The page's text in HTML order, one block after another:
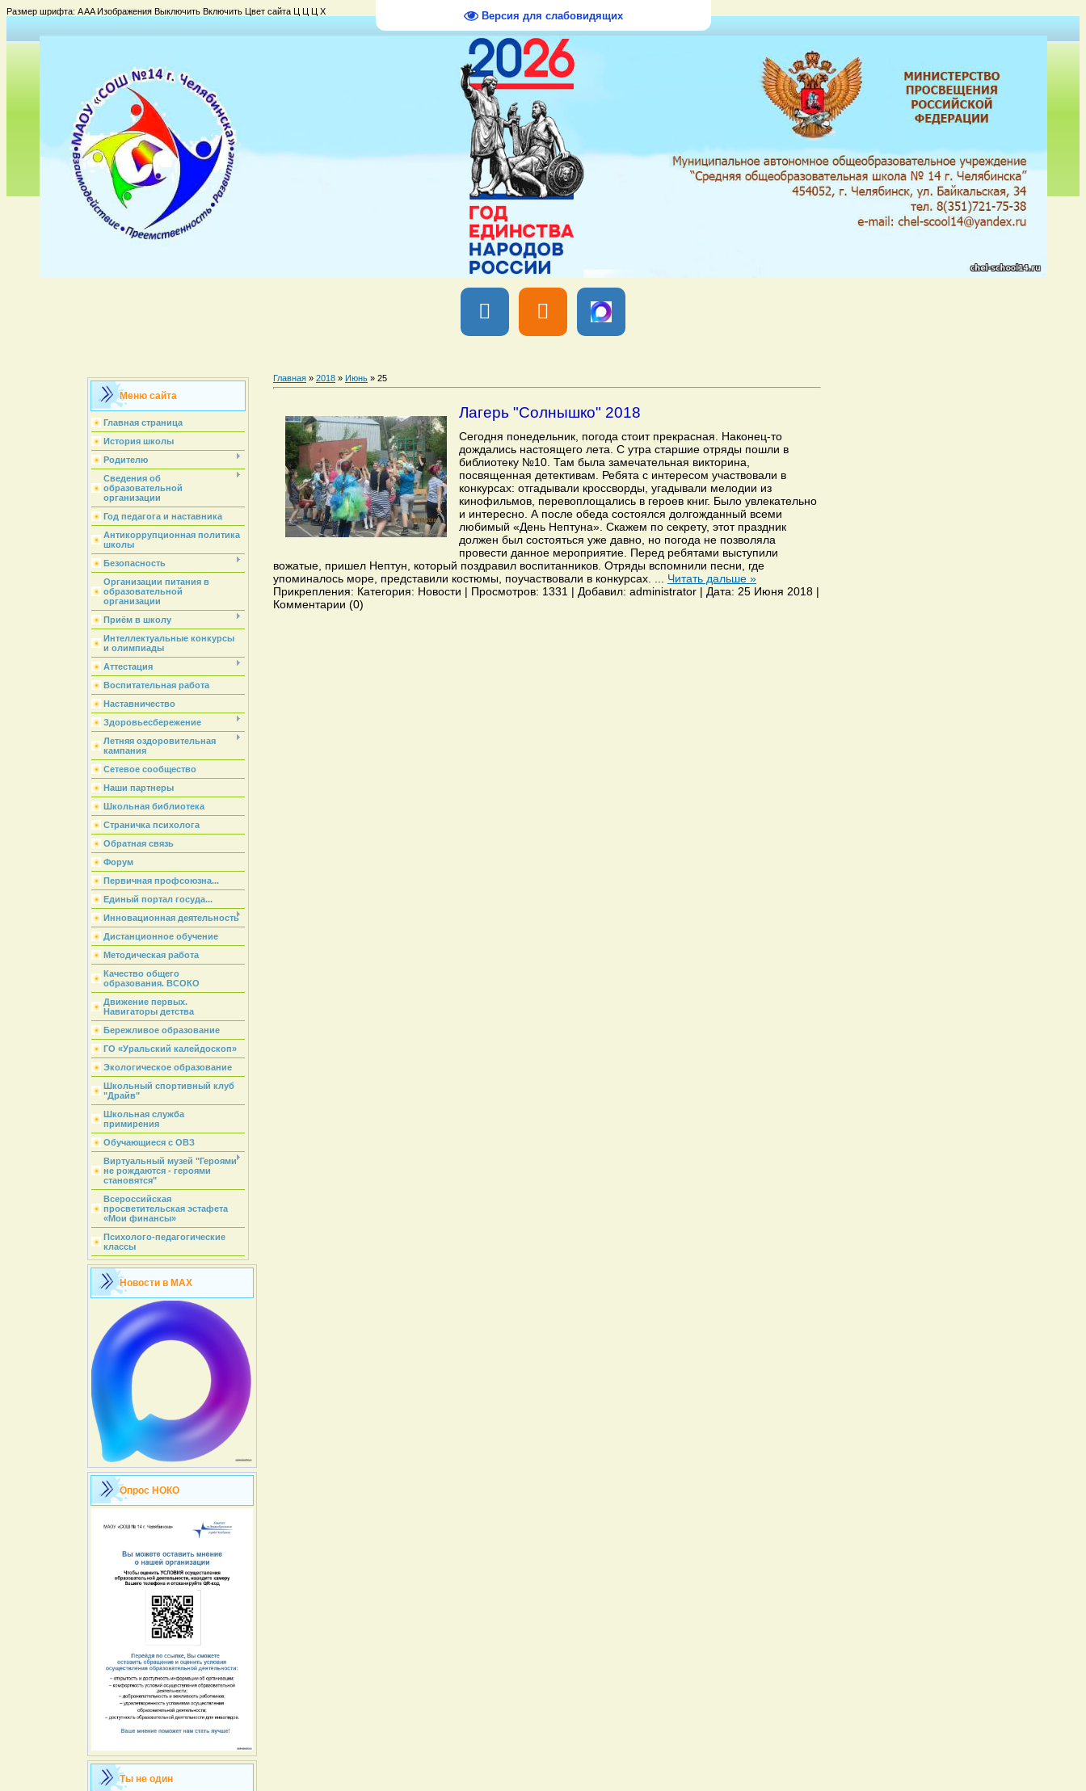
Версия для слабовидящих
Размер шрифта: AAAИзображения Выключить Включить Цвет сайта Ц Ц Ц Х
Вы вошли какГостьГруппа "Гости" Четверг, 06 Августа 2026,
Меню сайта
Главная страница
История школы
Родителю
Сведения об
образовательной
организации
Год педагога и наставника
Антикоррупционная политика
школы
Безопасность
Организации питания в
образовательной
организации
Приём в школу
Интеллектуальные конкурсы
и олимпиады
Аттестация
Воспитательная работа
Наставничество
Здоровьесбережение
Летняя оздоровительная
кампания
Сетевое сообщество
Наши партнеры
Школьная библиотека
Страничка психолога
Обратная связь
Форум
Первичная профсоюзна...
Единый портал госуда...
Инновационная деятельность
Дистанционное обучение
Методическая работа
Качество общего
образования. ВСОКО
Движение первых.
Навигаторы детства
Бережливое образование
ГО «Уральский калейдоскоп»
Экологическое образование
Школьный спортивный клуб
"Драйв"
Школьная служба
примирения
Обучающиеся с ОВЗ
Виртуальный музей "Героями
не рождаются - героями
становятся"
Всероссийская
просветительская эстафета
«Мои финансы»
Психолого-педагогические
классы
Новости в MAX
Опрос НОКО
Ты не один
Главная » 2018 » Июнь » 25
Лагерь "Солнышко" 2018
Сегодня понедельник, погода стоит прекрасная. Наконец-то
дождались настоящего лета. С утра старшие отряды пошли в
библиотеку №10. Там была замечательная викторина,
посвященная детективам. Ребята с интересом участвовали в
конкурсах: отгадывали кроссворды, угадывали мелодии из
кинофильмов, перевоплощались в героев книг. Было увлекательно
и интересно. А после обеда состоялся долгожданный всеми
любимый «День Нептуна». Скажем по секрету, этот праздник
должен был состояться уже давно, но погода не позволяла
провести данное мероприятие. Перед ребятами выступили
вожатые, пришел Нептун, который поздравил воспитанников. Отряды вспомнили песни, где
упоминалось море, представили костюмы, поучаствовали в конкурсах. ... Читать дальше »
Прикрепления: Категория: Новости | Просмотров: 1331 | Добавил: administrator | Дата: 25 Июня 2018 |
Комментарии (0)